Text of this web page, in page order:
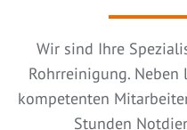
Wir sind Ihre
Rohrreinigung.
kompetenten
Stunden